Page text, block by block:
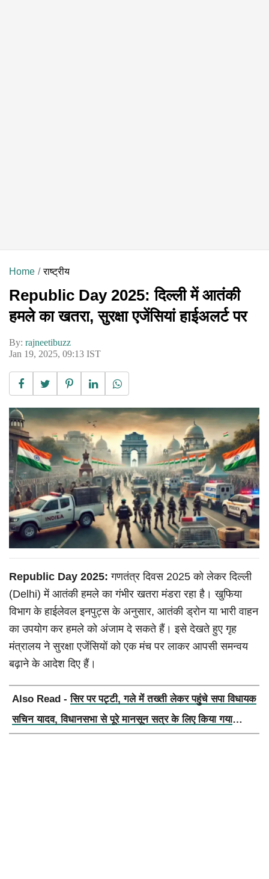
Home राष्ट्रीय
Republic Day 2025: दिल्ली में आतंकी
हमले का खतरा, सुरक्षा एजेंसियां हाईअलर्ट पर
By: rajneetibuzz
Jan 19, 2025, 09:13 IST
Republic Day 2025:गणतंत्र दिवस 2025 को लेकर दिल्ली
(Delhi) में आतंकी हमले का गंभीर खतरा मंडरा रहा है। खुफिया
विभाग के हाईलेवल इनपुट्स के अनुसार, आतंकी ड्रोन या भारी वाहन
का उपयोग कर हमले को अंजाम दे सकते हैं। इसे देखते हुए गृह
मंत्रालय ने सुरक्षा एजेंसियों को एक मंच पर लाकर आपसी समन्वय
बढ़ाने के आदेश दिए हैं।
Also Read -सिर पर पट्टी, गले में तख्ती लेकर पहुंचे सपा विधायक
सचिन यादव, विधानसभा से पूरे मानसून सत्र के लिए किया गया